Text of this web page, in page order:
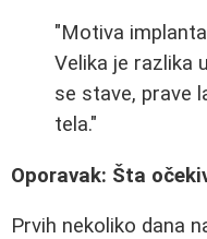
"Motiva
Velika je razlika
se stave, prave
tela."
Oporavak: Šta
Prvih nekoliko dana